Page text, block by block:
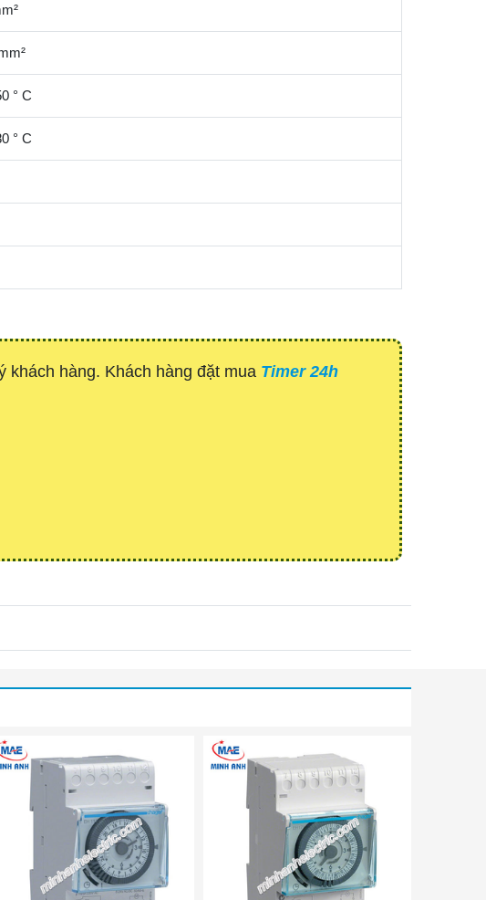
° C
° C
hàng. Khách hàng đặt mua Timer 24h